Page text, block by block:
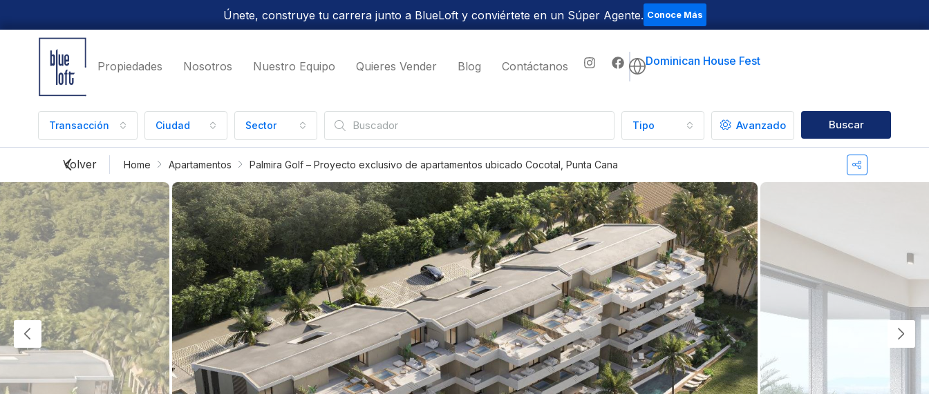
Únete, construye tu carrera junto a BlueLoft y conviértete en un Súper Agente. Conoce Más
Propiedades Nosotros Nuestro Equipo Quieres Vender Blog Contáctanos Dominican House Fest
Transacción Ciudad Sector Tipo Avanzado Buscar
Volver Home Apartamentos Palmira Golf – Proyecto exclusivo de apartamentos ubicado Cocotal, Punta Cana